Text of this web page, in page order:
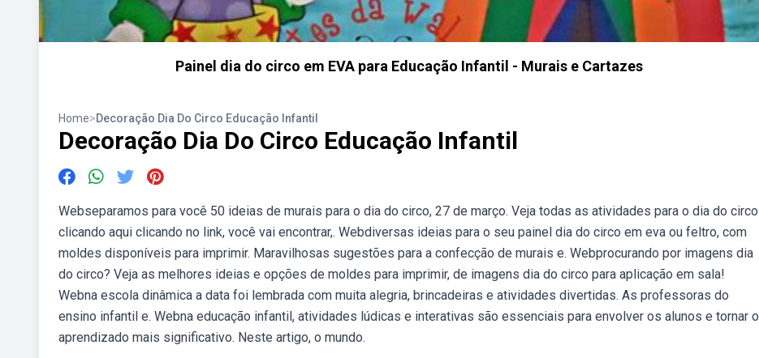
Painel dia do circo em EVA para Educação Infantil - Murais e Cartazes
Home>Decoração Dia Do Circo Educação Infantil
Decoração Dia Do Circo Educação Infantil
Webseparamos para você 50 ideias de murais para o dia do circo, 27 de março. Veja todas as atividades para o dia do circo
clicando aqui clicando no link, você vai encontrar,. Webdiversas ideias para o seu painel dia do circo em eva ou feltro, com
moldes disponíveis para imprimir. Maravilhosas sugestões para a confecção de murais e. Webprocurando por imagens dia
do circo? Veja as melhores ideias e opções de moldes para imprimir, de imagens dia do circo para aplicação em sala!
Webna escola dinâmica a data foi lembrada com muita alegria, brincadeiras e atividades divertidas. As professoras do
ensino infantil e. Webna educação infantil, atividades lúdicas e interativas são essenciais para envolver os alunos e tornar o
aprendizado mais significativo. Neste artigo, o mundo.